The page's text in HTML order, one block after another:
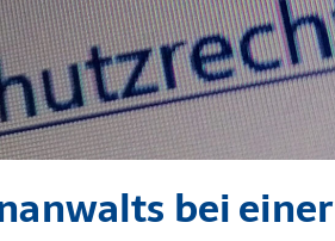
bei einer